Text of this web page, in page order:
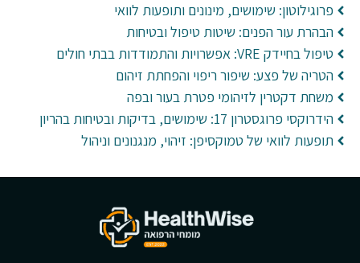
פרוגילוטון: שימושים, מינונים ותופעות לוואי
הבהרת עור הפנים: שיטות טיפול ובטיחות
טיפול בחיידק VRE: אפשרויות והתמודדות בבתי חולים
הטריה של פצע: שיפור ריפוי והפחתת זיהום
משחת דקטרין לזיהומי פטרת בעור ובפה
הידרוקסי פרוגסטרון 17: שימושים, בדיקות ובטיחות בהריון
תופעות לוואי של טמוקסיפן: זיהוי, מנגנונים וניהול